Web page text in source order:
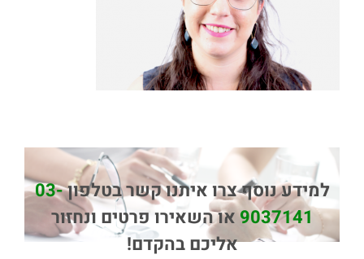
למידע נוסף צרו איתנו קשר בטלפון03-
9037141או השאירו פרטים ונחזור
אליכם בהקדם!